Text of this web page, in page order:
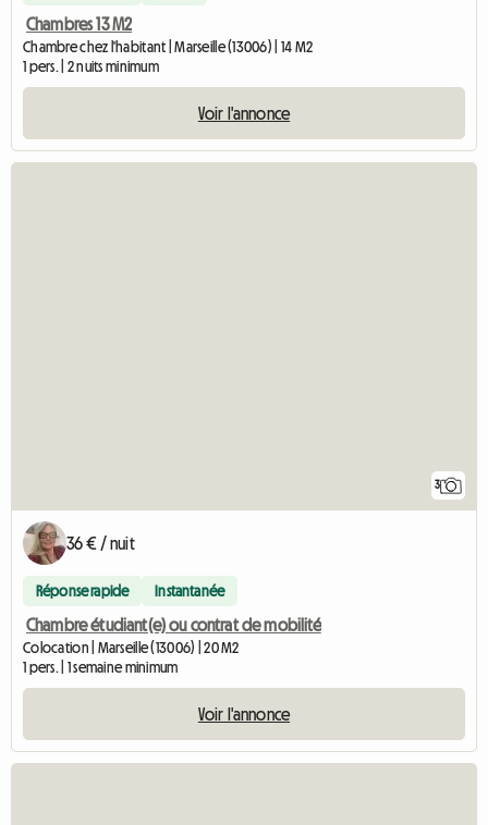
Chambres 13 M2
Chambre chez l'habitant | Marseille (13006) | 14 M2
1 pers. | 2 nuits minimum
Voir l'annonce
3
36 € / nuit
Réponse rapide Instantanée
Chambre étudiant(e) ou contrat de mobilité
Colocation | Marseille (13006) | 20 M2
1 pers. | 1 semaine minimum
Voir l'annonce